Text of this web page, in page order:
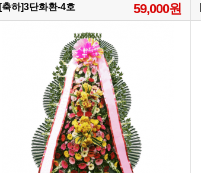
[축하]3단화환-4호 59,000원